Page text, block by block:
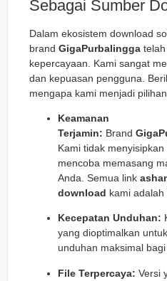
Sebagai Sumber
Dalam ekosistem download
brand GigaPurbalingga
kepercayaan. Kami sangat
dan kepuasan pengguna.
mengapa kami menjadi
Keamanan
Terjamin: Brand
Kami tidak
mencoba memasang
Anda. Semua link
download kami adalah
Kecepatan Unduhan:
yang dioptimalkan
unduhan maksimal
File Terpercaya: Versi